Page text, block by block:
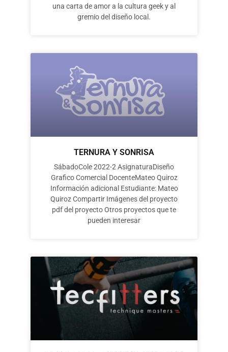
una carta de amor a la cultura geek y al
gremio del diseño local.
TERNURA Y SONRISA
SábadoCole 2022-2 AsignaturaDiseño
Grafico Comercial DocenteMateo Quiroz
Información adicional Estudiante: Mateo
Quiroz Compartir Imágenes del proyecto
pdf del proyecto Otros proyectos que te
pueden interesar